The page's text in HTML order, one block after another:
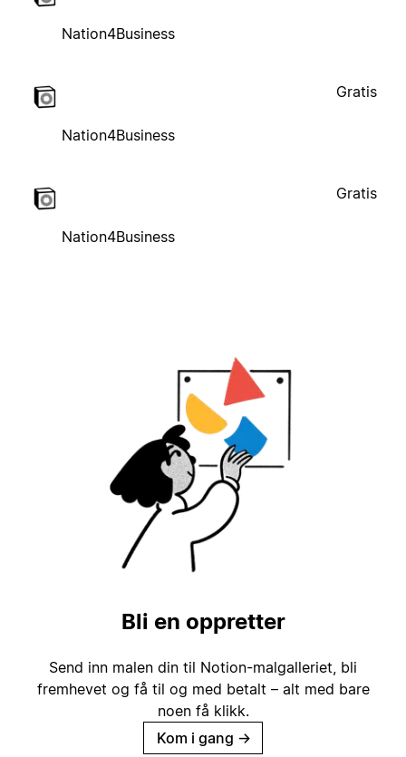
Nation4Business
Nation4Business
Gratis
Nation4Business
Gratis
Bli en oppretter
Send inn malen din til Notion-malgalleriet, bli
fremhevet og få til og med betalt – alt med bare
noen få klikk.
Kom i gang →